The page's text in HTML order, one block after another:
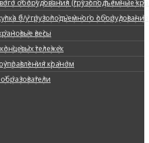
оборудования (грузоподъемные
б/у грузоподъемного оборудования
весы
тележек
краном